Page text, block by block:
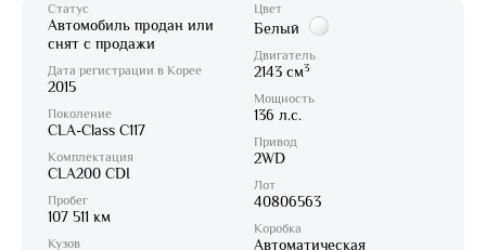
Статус
Автомобиль продан или
снят с продажи
Дата регистрации в Корее
2015
Поколение
CLA-Class C117
Комплектация
CLA200 CDI
Пробег
107 511 км
Кузов
Цвет
Белый
Двигатель
2143 см3
Мощность
136 л.с.
Привод
2WD
Лот
40806563
Коробка
Автоматическая